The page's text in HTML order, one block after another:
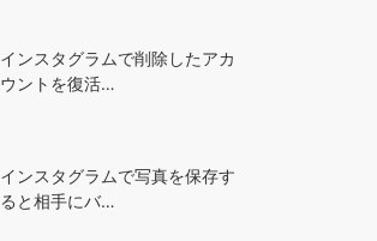
インスタグラムで削除したアカ
ウントを復活…
インスタグラムで写真を保存す
ると相手にバ…